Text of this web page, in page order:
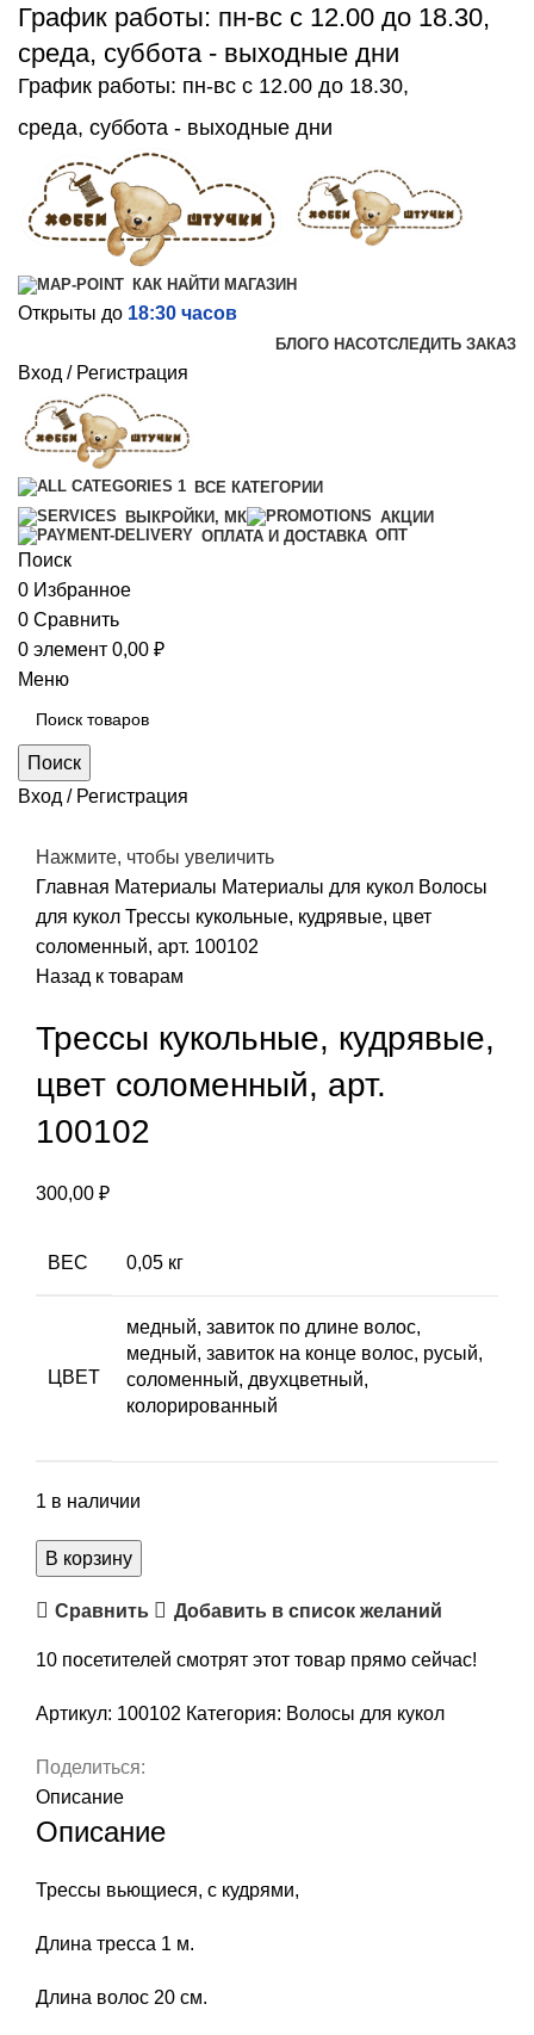
График работы: пн-вс с 12.00 до 18.30,
среда, суббота - выходные дни
График работы: пн-вс с 12.00 до 18.30,
среда, суббота - выходные дни
КАК НАЙТИ МАГАЗИН
Открыты до 18:30 часов
БЛОГО НАСОТСЛЕДИТЬ ЗАКАЗ
Вход / Регистрация
ВСЕ КАТЕГОРИИ
ВЫКРОЙКИ, МК
АКЦИИ
ОПЛАТА И ДОСТАВКА ОПТ
Поиск
0 Избранное
0 Сравнить
0 элемент 0,00 ₽
Меню
Поиск
Вход / Регистрация
Нажмите, чтобы увеличить
Главная Материалы Материалы для кукол Волосы
для кукол Трессы кукольные, кудрявые, цвет
соломенный, арт. 100102
Назад к товарам
Трессы кукольные, кудрявые,
цвет соломенный, арт.
100102
300,00 ₽
ВЕС 0,05 кг
ЦВЕТ
медный, завиток по длине волос,
медный, завиток на конце волос, русый,
соломенный, двухцветный,
колорированный
1 в наличии
Количество
Трессы
цвет
арт.
100102
В корзину
Сравнить Добавить в список желаний
10 посетителей смотрят этот товар прямо сейчас!
Артикул: 100102 Категория: Волосы для кукол
Поделиться:
Описание
Описание
Трессы вьющиеся, с кудрями,
Длина тресса 1 м.
Длина волос 20 см.